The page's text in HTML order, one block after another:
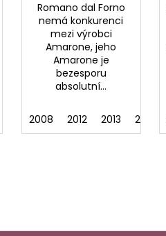
Romano dal Forno
nemá konkurenci
mezi výrobci
Amarone, jeho
Amarone je
bezesporu
absolutní...
2008 2012 2013 2015